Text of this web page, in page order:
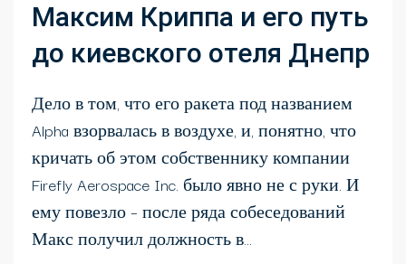
Максим Криппа и его путь
до киевского отеля Днепр
Дело в том, что его ракета под названием
Alpha взорвалась в воздухе, и, понятно, что
кричать об этом собственнику компании
Firefly Aerospace Inc. было явно не с руки. И
ему повезло – после ряда собеседований
Макс получил должность в...